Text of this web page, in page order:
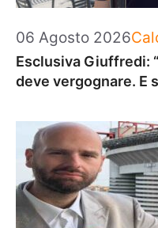
06 Agosto 2026
Esclusiva Giuffredi:
deve vergognare. E